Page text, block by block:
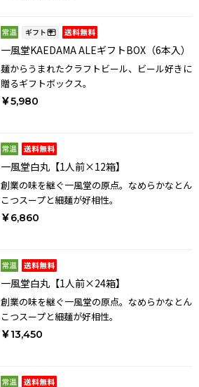
一風堂KAEDAMA ALEギフトBOX（6本入）
麺からうまれたクラフトビール、ビール好きに
贈るギフトボックス。
￥5,980
一風堂白丸【1人前×12箱】
創業の味を継ぐ一風堂の原点。なめらかなとん
こつスープと細麺が好相性。
￥6,860
一風堂白丸【1人前×24箱】
創業の味を継ぐ一風堂の原点。なめらかなとん
こつスープと細麺が好相性。
￥13,450